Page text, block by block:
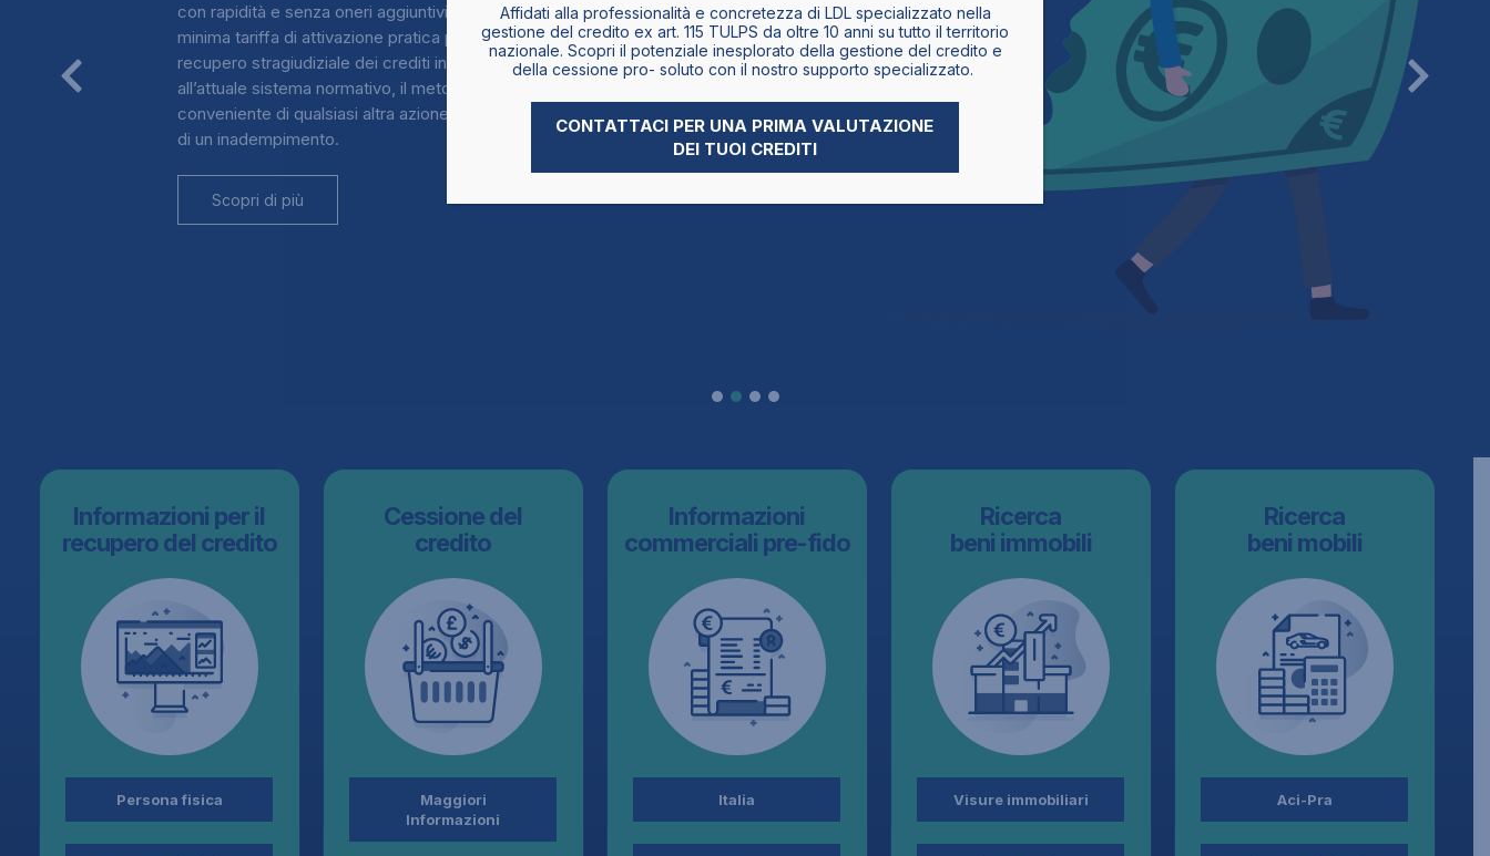
con rapidità e senza oneri aggiuntivi a carico dei nostri clienti, tranne una
minima tariffa di attivazione pratica preventivamente concordata. Il
recupero stragiudiziale dei crediti in sofferenza è diventato ad oggi, grazie
all’attuale sistema normativo, il metodo più efficace e, parimenti, più
conveniente di qualsiasi altra azione preliminare da intraprendere a fronte
di un inadempimento.
Scopri di più
Informazioni per il
recupero del credito
Persona fisica
Cessione del
credito
Maggiori
Informazioni
Informazioni
commerciali pre-fido
Italia
Ricerca
beni immobili
Visure immobiliari
Ricerca
beni mobili
Aci-Pra
Affidati alla professionalità e concretezza di LDL specializzato nella
gestione del credito ex art. 115 TULPS da oltre 10 anni su tutto il territorio
nazionale. Scopri il potenziale inesplorato della gestione del credito e
della cessione pro- soluto con il nostro supporto specializzato.
CONTATTACI PER UNA PRIMA VALUTAZIONE
DEI TUOI CREDITI